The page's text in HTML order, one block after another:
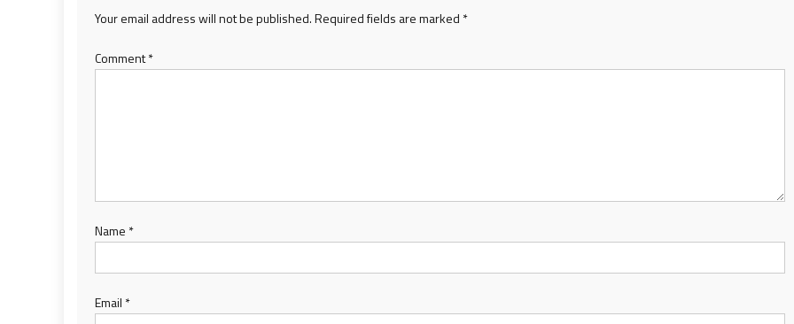
Your email address will not be published.Required fields are marked *
Comment*
Name *
Email *